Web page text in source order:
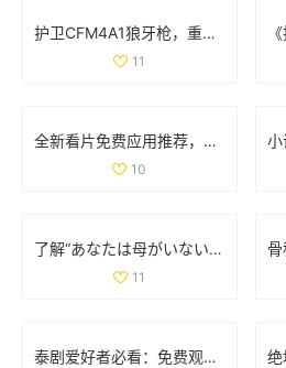
护卫CFM4A1狼牙枪，重踏红色警戒与传奇之旅
11
全新看片免费应用推荐，畅享海量高清影视资源
10
了解“あなたは母がいない”的深层含义与情感解析
11
泰剧爱好者必看：免费观看热门经典电视剧推荐大全